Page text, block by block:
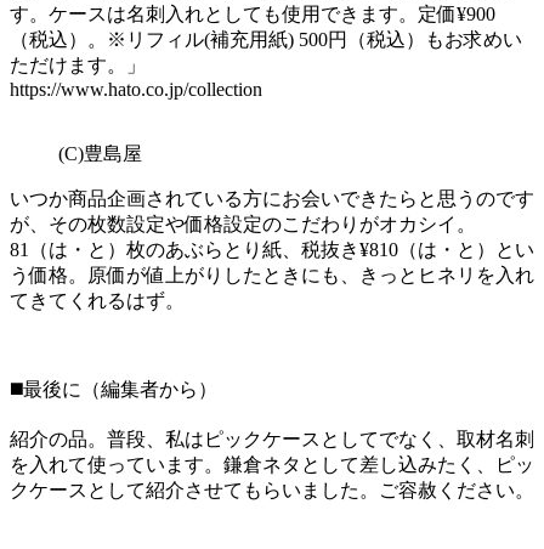
す。ケースは名刺入れとしても使用できます。定価¥900
（税込）。※リフィル(補充用紙) 500円（税込）もお求めい
ただけます。」
https://www.hato.co.jp/collection
(C)豊島屋
いつか商品企画されている方にお会いできたらと思うのです
が、その枚数設定や価格設定のこだわりがオカシイ。
81（は・と）枚のあぶらとり紙、税抜き¥810（は・と）とい
う価格。原価が値上がりしたときにも、きっとヒネリを入れ
てきてくれるはず。
◼️最後に（編集者から）
紹介の品。普段、私はピックケースとしてでなく、取材名刺
を入れて使っています。鎌倉ネタとして差し込みたく、ピッ
クケースとして紹介させてもらいました。ご容赦ください。